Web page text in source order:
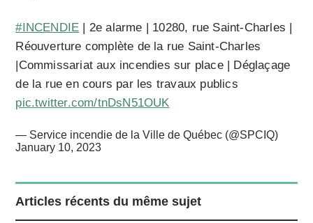
#INCENDIE | 2e alarme | 10280, rue Saint-Charles |
Réouverture complète de la rue Saint-Charles
|Commissariat aux incendies sur place | Déglaçage
de la rue en cours par les travaux publics
pic.twitter.com/tnDsN51OUK
— Service incendie de la Ville de Québec (@SPCIQ)
January 10, 2023
Articles récents du même sujet